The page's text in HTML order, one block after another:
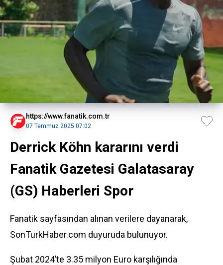
https://www.fanatik.com.tr
07 Temmuz 2025 07:02
Derrick Köhn kararını verdi
Fanatik Gazetesi Galatasaray
(GS) Haberleri Spor
Fanatik sayfasından alınan verilere dayanarak,
SonTurkHaber.com duyuruda bulunuyor.
Şubat 2024’te 3.35 milyon Euro karşılığında